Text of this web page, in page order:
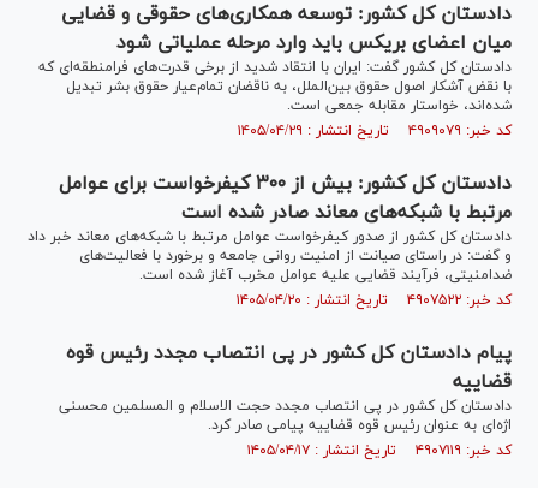
دادستان کل کشور: توسعه همکاری‌های حقوقی و قضایی
میان اعضای بریکس باید وارد مرحله عملیاتی شود
دادستان کل کشور گفت: ایران با انتقاد شدید از برخی قدرت‌های فرامنطقه‌ای که
با نقض آشکار اصول حقوق بین‌الملل، به ناقضان تمام‌عیار حقوق بشر تبدیل
شده‌اند، خواستار مقابله جمعی است.
کد خبر: ۴۹۰۹۰۷۹ تاریخ انتشار : ۱۴۰۵/۰۴/۲۹
دادستان کل کشور: بیش از ۳۰۰ کیفرخواست برای عوامل
مرتبط با شبکه‌های معاند صادر شده است
دادستان کل کشور از صدور کیفرخواست عوامل مرتبط با شبکه‌های معاند خبر داد
و گفت: در راستای صیانت از امنیت روانی جامعه و برخورد با فعالیت‌های
ضدامنیتی، فرآیند قضایی علیه عوامل مخرب آغاز شده است.
کد خبر: ۴۹۰۷۵۲۲ تاریخ انتشار : ۱۴۰۵/۰۴/۲۰
پیام دادستان کل کشور در پی انتصاب مجدد رئیس قوه
قضاییه
دادستان کل کشور در پی انتصاب مجدد حجت الاسلام و المسلمین محسنی
اژه‌ای به عنوان رئیس قوه قضاییه پیامی صادر کرد.
کد خبر: ۴۹۰۷۱۱۹ تاریخ انتشار : ۱۴۰۵/۰۴/۱۷